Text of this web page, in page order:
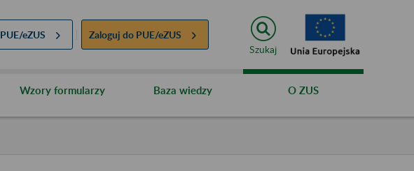
PUE/eZUS Zaloguj do PUE/eZUS
Szukaj
Wzory formularzy Baza wiedzy O ZUS